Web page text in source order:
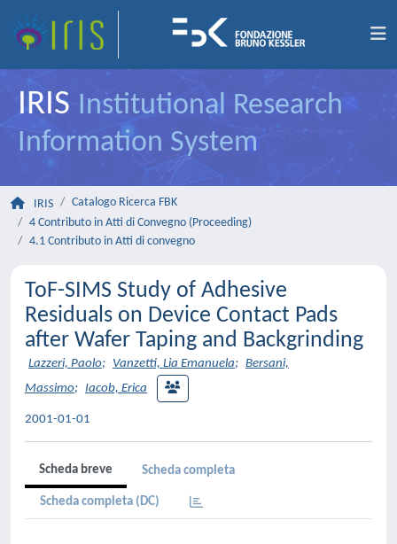
IRIS Institutional Research
Information System
IRIS
Catalogo Ricerca FBK
4 Contributo in Atti di Convegno (Proceeding)
4.1 Contributo in Atti di convegno
ToF-SIMS Study of Adhesive
Residuals on Device Contact Pads
after Wafer Taping and Backgrinding
Lazzeri, Paolo; Vanzetti, Lia Emanuela; Bersani,
Massimo; Iacob, Erica
2001-01-01
Scheda breve Scheda completa
Scheda completa (DC)